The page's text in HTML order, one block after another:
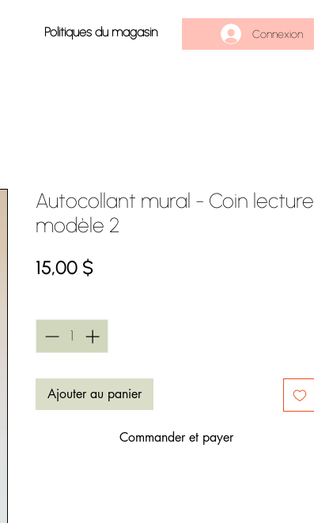
Politiques du magasin Connexion
Autocollant mural - Coin lecture
modèle 2
15,00 $Prix
Ajouter au panier
Commander et payer